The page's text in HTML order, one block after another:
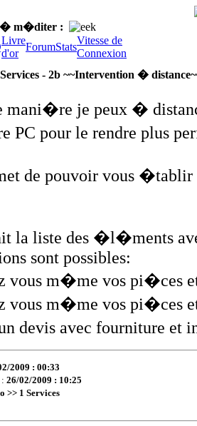
� m�diter :
Livre
d'or
ForumStats
Vitesse de
Connexion
- 2b ~~Intervention �
mani�re je peux �
PC pour le rendre plus
de pouvoir vous �tablir
la liste des �l�ments
sont possibles:
vous m�me vos pi�ces
vous m�me vos pi�ces
devis avec fourniture et
2009 : 00:33
26/02/2009 : 10:25
>> 1 Services